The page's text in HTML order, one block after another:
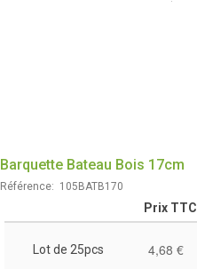
Barquette Bateau Bois 17cm
Référence: 105BATB170
Prix TTC
Lot de 25pcs 4,68 €